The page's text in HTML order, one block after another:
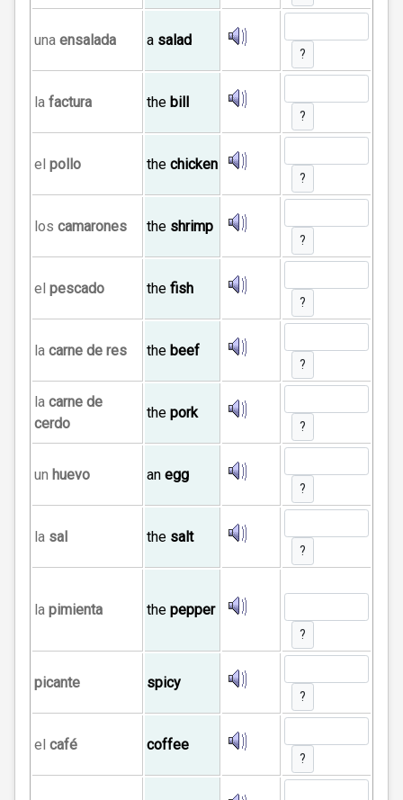
una ensalada a salad
?
la factura the bill
?
el pollo the chicken
?
los camarones the shrimp
?
el pescado the fish
?
la carne de res the beef
?
la carne de
cerdo
the pork
?
un huevo an egg
?
la sal the salt
?
la pimienta the pepper
?
picante spicy
?
el café coffee
?